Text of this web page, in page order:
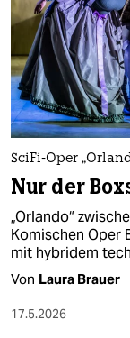
SciFi-Oper
Nur der
„Orlando“
Komischen Oper
mit hybridem
Von Laura Brauer
17.5.2026